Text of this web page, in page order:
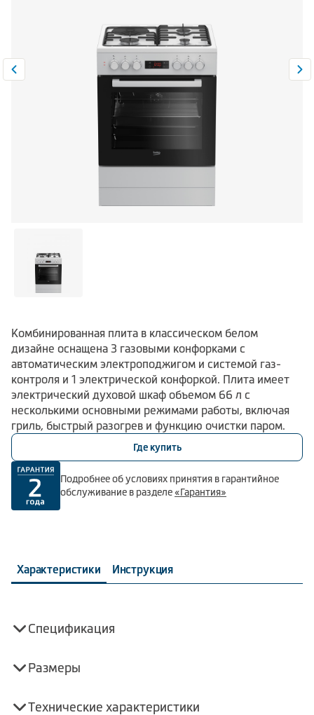
Сравнить 0
Комбинированная плита в классическом белом
дизайне оснащена 3 газовыми конфорками с
автоматическим электроподжигом и системой газ-
контроля и 1 электрической конфоркой. Плита имеет
электрический духовой шкаф объемом 66 л с
несколькими основными режимами работы, включая
гриль, быстрый разогрев и функцию очистки паром.
Где купить
Подробнее об условиях принятия в гарантийное
обслуживание в разделе«Гарантия»
Характеристики Инструкция
Спецификация
Размеры
Технические характеристики